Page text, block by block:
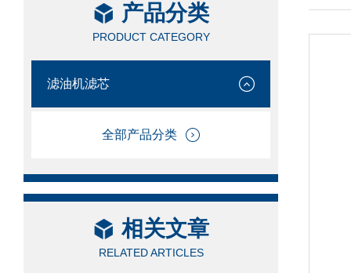
产品分类
PRODUCT CATEGORY
滤油机滤芯
全部产品分类
相关文章
RELATED ARTICLES
/